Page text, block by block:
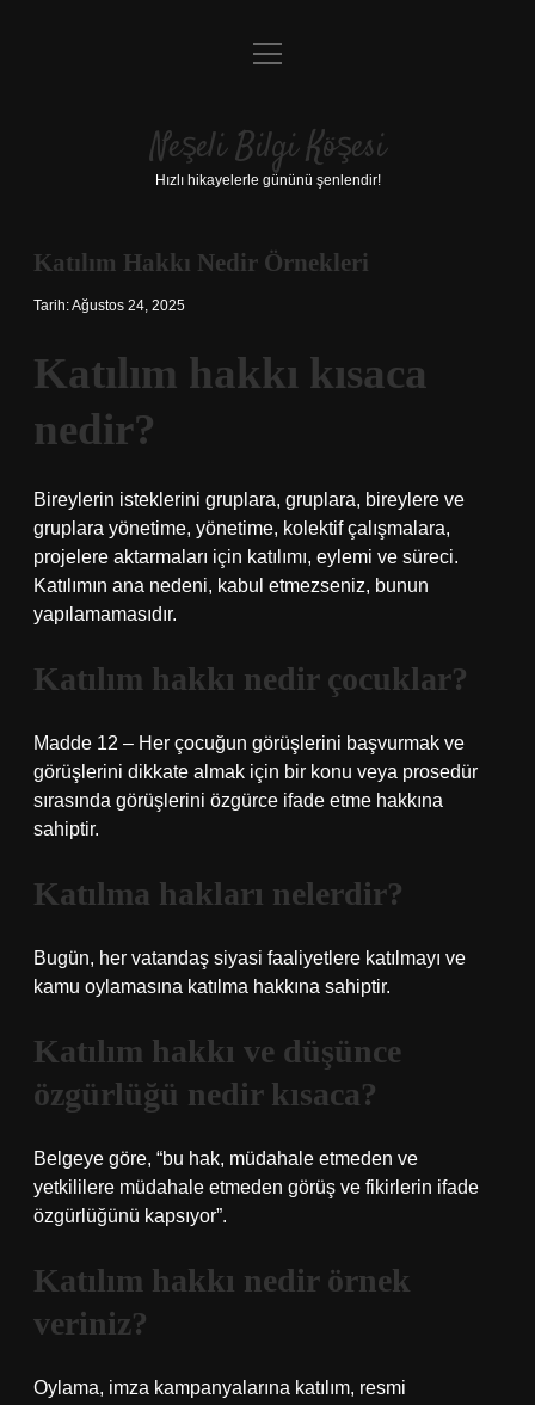
Anasayfa
Yasal Uyarı
menüyü
Neşeli Bilgi Köşesi
Hızlı hikayelerle gününü şenlendir!
Katılım Hakkı Nedir Örnekleri
Tarih: Ağustos 24, 2025
Katılım hakkı kısaca
nedir?
Bireylerin isteklerini gruplara, gruplara, bireylere ve
gruplara yönetime, yönetime, kolektif çalışmalara,
projelere aktarmaları için katılımı, eylemi ve süreci.
Katılımın ana nedeni, kabul etmezseniz, bunun
yapılamamasıdır.
Katılım hakkı nedir çocuklar?
Madde 12 – Her çocuğun görüşlerini başvurmak ve
görüşlerini dikkate almak için bir konu veya prosedür
sırasında görüşlerini özgürce ifade etme hakkına
sahiptir.
Katılma hakları nelerdir?
Bugün, her vatandaş siyasi faaliyetlere katılmayı ve
kamu oylamasına katılma hakkına sahiptir.
Katılım hakkı ve düşünce
özgürlüğü nedir kısaca?
Belgeye göre, “bu hak, müdahale etmeden ve
yetkililere müdahale etmeden görüş ve fikirlerin ifade
özgürlüğünü kapsıyor”.
Katılım hakkı nedir örnek
veriniz?
Oylama, imza kampanyalarına katılım, resmi